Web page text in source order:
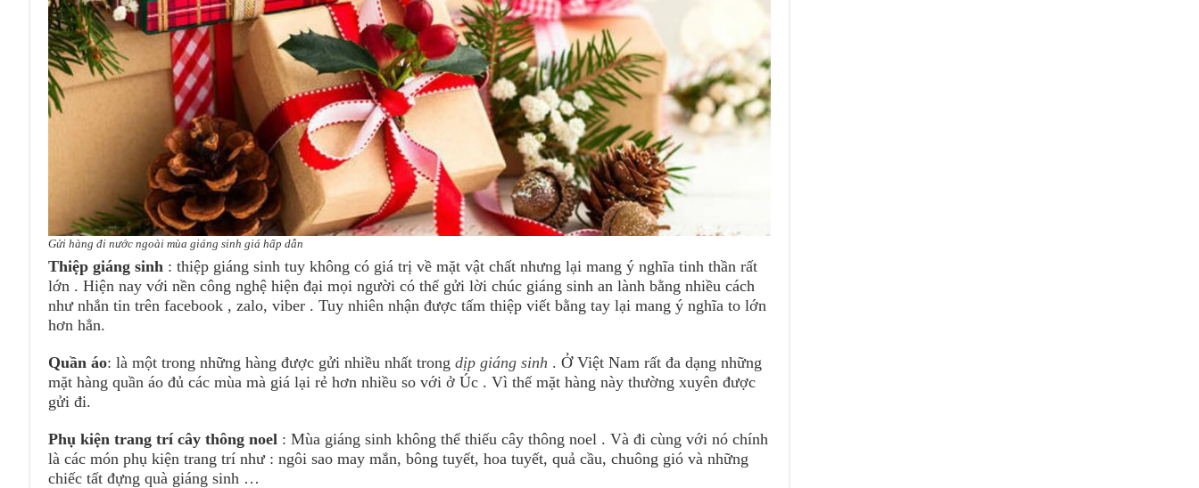
Gửi hàng đi nước ngoài mùa giáng sinh giá hấp dẫn
Thiệp giáng sinh : thiệp giáng sinh tuy không có giá trị về mặt vật chất nhưng lại mang ý nghĩa tinh thần rất
lớn . Hiện nay với nền công nghệ hiện đại mọi người có thể gửi lời chúc giáng sinh an lành bằng nhiều cách
như nhắn tin trên facebook , zalo, viber . Tuy nhiên nhận được tấm thiệp viết bằng tay lại mang ý nghĩa to lớn
hơn hẳn.
Quần áo: là một trong những hàng được gửi nhiều nhất trong dịp giáng sinh . Ở Việt Nam rất đa dạng những
mặt hàng quần áo đủ các mùa mà giá lại rẻ hơn nhiều so với ở Úc . Vì thế mặt hàng này thường xuyên được
gửi đi.
Phụ kiện trang trí cây thông noel : Mùa giáng sinh không thể thiếu cây thông noel . Và đi cùng với nó chính
là các món phụ kiện trang trí như : ngôi sao may mắn, bông tuyết, hoa tuyết, quả cầu, chuông gió và những
chiếc tất đựng quà giáng sinh …